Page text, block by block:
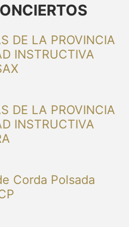
DE LA PROVINCIA
INSTRUCTIVA
DE LA PROVINCIA
INSTRUCTIVA
Corda Polsada